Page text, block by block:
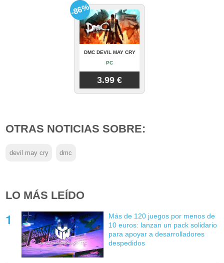
DMC DEVIL MAY CRY
PC
3.99 €
-86%
OTRAS NOTICIAS SOBRE:
devil may cry dmc
LO MÁS LEÍDO
Más de 120 juegos por menos de
10 euros: lanzan un pack solidario
para apoyar a desarrolladores
despedidos